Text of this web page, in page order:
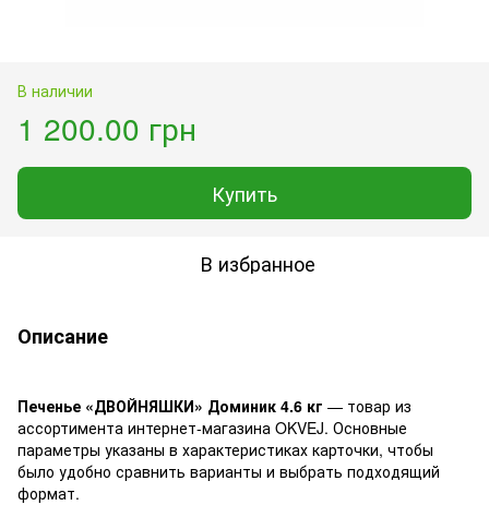
В наличии
1 200.00 грн
Купить
В избранное
Описание
Печенье «ДВОЙНЯШКИ» Доминик 4.6 кг — товар из
ассортимента интернет-магазина OKVEJ. Основные
параметры указаны в характеристиках карточки, чтобы
было удобно сравнить варианты и выбрать подходящий
формат.